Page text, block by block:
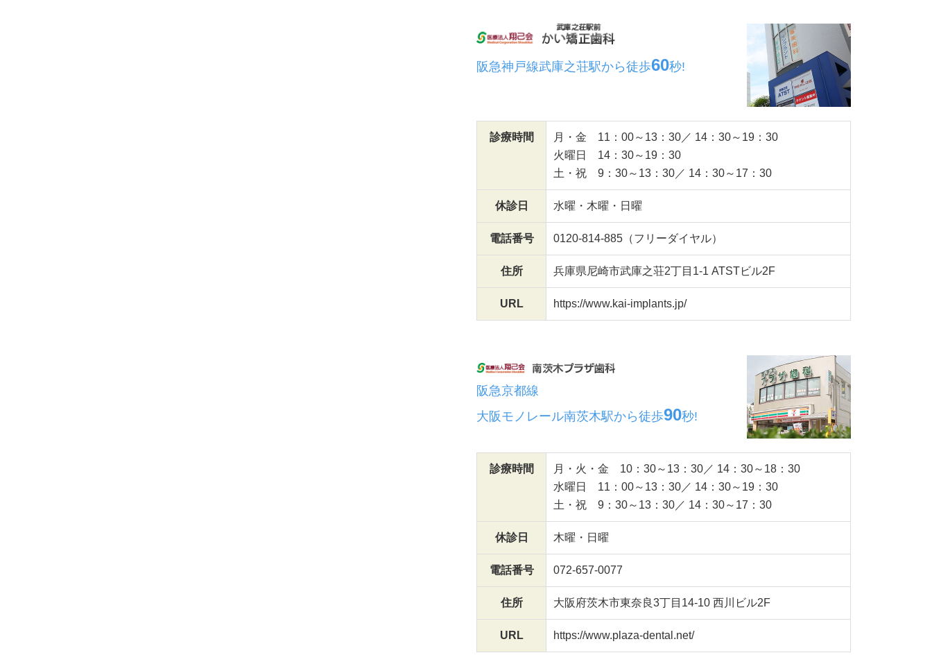
阪急神戸線武庫之荘駅から徒歩60秒!
診療時間
月・金 11：00～13：30／ 14：30～19：30
火曜日 14：30～19：30
土・祝 9：30～13：30／ 14：30～17：30
休診日 水曜・木曜・日曜
電話番号 0120-814-885 （フリーダイヤル）
住所 兵庫県尼崎市武庫之荘2丁目1-1 ATSTビル2F
URL https://www.kai-implants.jp/
阪急京都線
大阪モノレール南茨木駅から徒歩90秒!
診療時間
月・火・金 10：30～13：30／ 14：30～18：30
水曜日 11：00～13：30／ 14：30～19：30
土・祝 9：30～13：30／ 14：30～17：30
休診日 木曜・日曜
電話番号 072-657-0077
住所 大阪府茨木市東奈良3丁目14-10 西川ビル2F
URL https://www.plaza-dental.net/